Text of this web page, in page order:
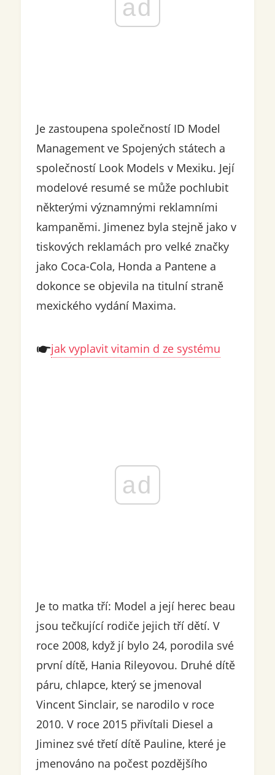
ad
Je zastoupena společností ID Model
Management ve Spojených státech a
společností Look Models v Mexiku. Její
modelové resumé se může pochlubit
některými významnými reklamními
kampaněmi. Jimenez byla stejně jako v
tiskových reklamách pro velké značky
jako Coca-Cola, Honda a Pantene a
dokonce se objevila na titulní straně
mexického vydání Maxima.
jak vyplavit vitamin d ze systému
ad
Je to matka tří: Model a její herec beau
jsou tečkující rodiče jejich tří dětí. V
roce 2008, když jí bylo 24, porodila své
první dítě, Hania Rileyovou. Druhé dítě
páru, chlapce, který se jmenoval
Vincent Sinclair, se narodilo v roce
2010. V roce 2015 přivítali Diesel a
Jiminez své třetí dítě Pauline, které je
jmenováno na počest pozdějšího